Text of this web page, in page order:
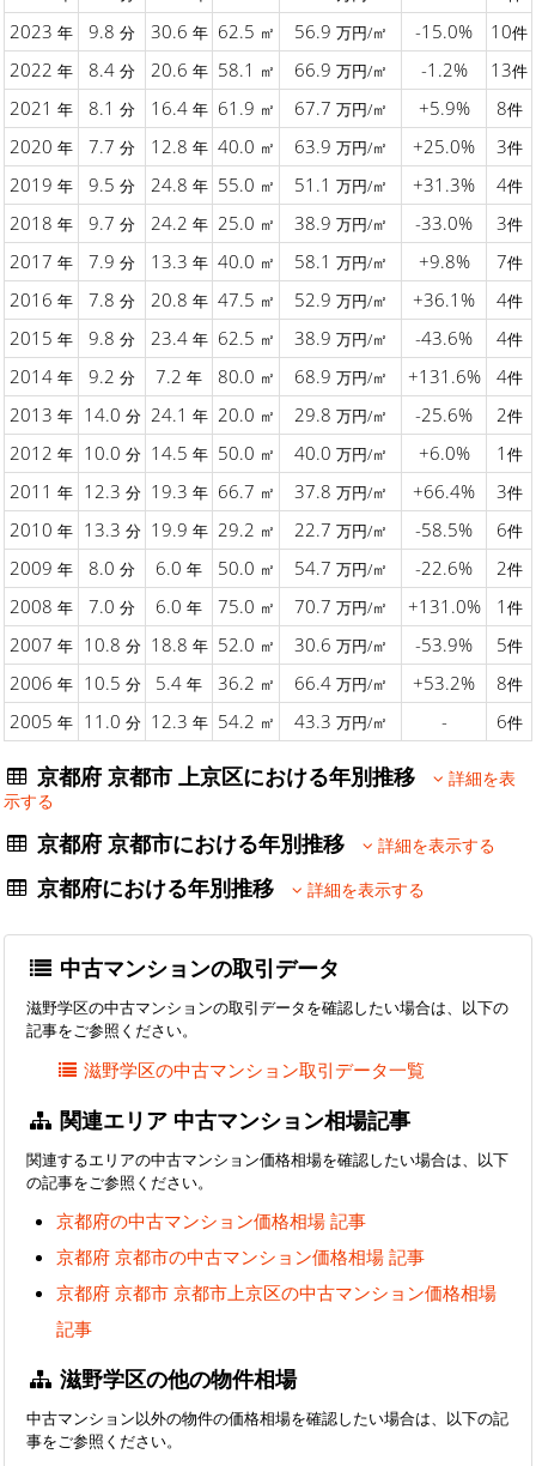
2023 年 9.8 分 30.6 年 62.5 ㎡ 56.9 万円/㎡ -15.0% 10件
2022 年 8.4 分 20.6 年 58.1 ㎡ 66.9 万円/㎡ -1.2% 13件
2021 年 8.1 分 16.4 年 61.9 ㎡ 67.7 万円/㎡ +5.9% 8件
2020 年 7.7 分 12.8 年 40.0 ㎡ 63.9 万円/㎡ +25.0% 3件
2019 年 9.5 分 24.8 年 55.0 ㎡ 51.1 万円/㎡ +31.3% 4件
2018 年 9.7 分 24.2 年 25.0 ㎡ 38.9 万円/㎡ -33.0% 3件
2017 年 7.9 分 13.3 年 40.0 ㎡ 58.1 万円/㎡ +9.8% 7件
2016 年 7.8 分 20.8 年 47.5 ㎡ 52.9 万円/㎡ +36.1% 4件
2015 年 9.8 分 23.4 年 62.5 ㎡ 38.9 万円/㎡ -43.6% 4件
2014 年 9.2 分 7.2 年 80.0 ㎡ 68.9 万円/㎡ +131.6% 4件
2013 年 14.0 分 24.1 年 20.0 ㎡ 29.8 万円/㎡ -25.6% 2件
2012 年 10.0 分 14.5 年 50.0 ㎡ 40.0 万円/㎡ +6.0% 1 件
2011 年 12.3 分 19.3 年 66.7 ㎡ 37.8 万円/㎡ +66.4% 3件
2010 年 13.3 分 19.9 年 29.2 ㎡ 22.7 万円/㎡ -58.5% 6件
2009 年 8.0 分 6.0 年 50.0 ㎡ 54.7 万円/㎡ -22.6% 2件
2008 年 7.0 分 6.0 年 75.0 ㎡ 70.7 万円/㎡ +131.0% 1 件
2007 年 10.8 分 18.8 年 52.0 ㎡ 30.6 万円/㎡ -53.9% 5件
2006 年 10.5 分 5.4 年 36.2 ㎡ 66.4 万円/㎡ +53.2% 8件
2005 年 11.0 分 12.3 年 54.2 ㎡ 43.3 万円/㎡ - 6件
京都府 京都市 上京区における年別推移
詳細を表
示する
京都府 京都市における年別推移 詳細を表示する
京都府における年別推移 詳細を表示する
中古マンションの取引データ
滋野学区の中古マンションの取引データを確認したい場合は、以下の
記事をご参照ください。
滋野学区の中古マンション取引データ一覧
関連エリア 中古マンション相場記事
関連するエリアの中古マンション価格相場を確認したい場合は、以下
の記事をご参照ください。
京都府の中古マンション価格相場 記事
京都府 京都市の中古マンション価格相場 記事
京都府 京都市 京都市上京区の中古マンション価格相場
記事
滋野学区の他の物件相場
中古マンション以外の物件の価格相場を確認したい場合は、以下の記
事をご参照ください。